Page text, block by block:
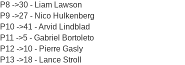
P8 ->30 - Liam Lawson
P9 ->27 - Nico Hulkenberg
P10 ->41 - Arvid Lindblad
P11 ->5 - Gabriel Bortoleto
P12 ->10 - Pierre Gasly
P13 ->18 - Lance Stroll